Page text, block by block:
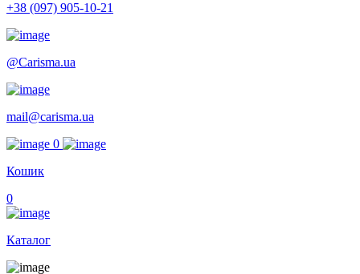
+38 (097) 905-10-21
@Carisma.ua
mail@carisma.ua
0
Кошик
0
Каталог